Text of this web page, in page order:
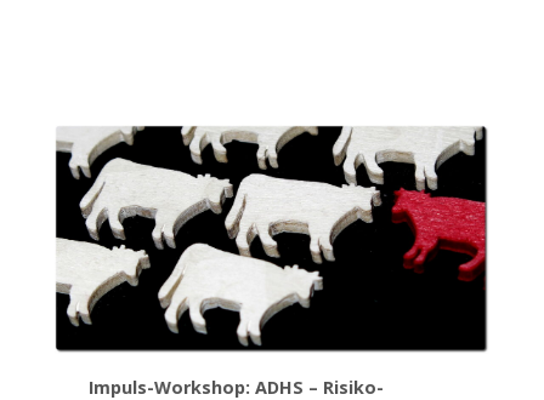
Impuls-Workshop: ADHS – Risiko-